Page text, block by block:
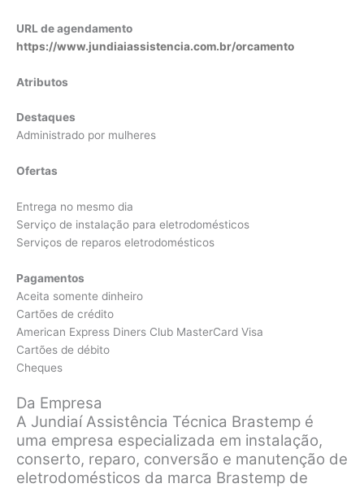
URL de agendamento
https://www.jundiaiassistencia.com.br/orcamento
Atributos
Destaques
Administrado por mulheres
Ofertas
Entrega no mesmo dia
Serviço de instalação para eletrodomésticos
Serviços de reparos eletrodomésticos
Pagamentos
Aceita somente dinheiro
Cartões de crédito
American Express Diners Club MasterCard Visa
Cartões de débito
Cheques
Da Empresa
A Jundiaí Assistência Técnica Brastemp é
uma empresa especializada em instalação,
conserto, reparo, conversão e manutenção de
eletrodomésticos da marca Brastemp de